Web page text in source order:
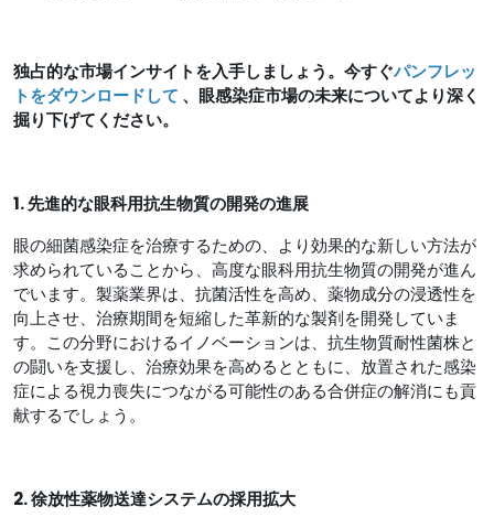
独占的な市場インサイトを入手しましょう。今すぐパンフレッ
トをダウンロードして 、眼感染症市場の未来についてより深く
掘り下げてください。
1. 先進的な眼科用抗生物質の開発の進展
眼の細菌感染症を治療するための、より効果的な新しい方法が
求められていることから、高度な眼科用抗生物質の開発が進ん
でいます。製薬業界は、抗菌活性を高め、薬物成分の浸透性を
向上させ、治療期間を短縮した革新的な製剤を開発していま
す。この分野におけるイノベーションは、抗生物質耐性菌株と
の闘いを支援し、治療効果を高めるとともに、放置された感染
症による視力喪失につながる可能性のある合併症の解消にも貢
献するでしょう。
2. 徐放性薬物送達システムの採用拡大